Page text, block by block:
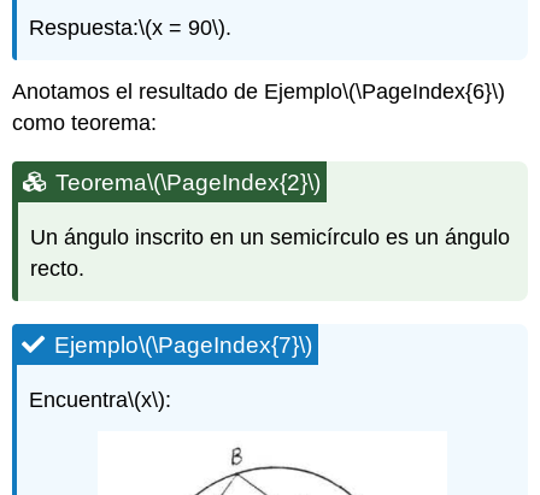
Respuesta:\(x = 90\).
Anotamos el resultado de Ejemplo\(\PageIndex{6}\)
como teorema:
Teorema\(\PageIndex{2}\)
Un ángulo inscrito en un semicírculo es un ángulo
recto.
Ejemplo\(\PageIndex{7}\)
Encuentra\(x\):